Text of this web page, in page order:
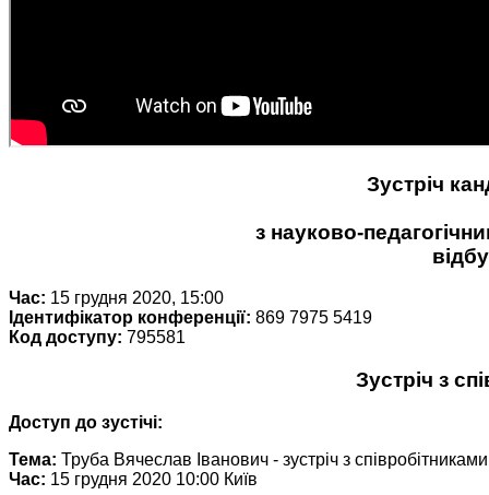
Зустріч
з науково-
Час: 15 грудня 2020, 15:00
Ідентифікатор конференції: 869 7975 5419
Код доступу: 795581
Зустріч з
Доступ до зустічі:
Тема: Труба Вячеслав Іванович - зустріч з
Час: 15 грудня 2020 10:00 Київ